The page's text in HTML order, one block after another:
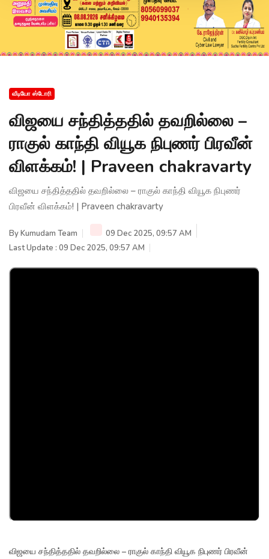
வீடியோ ஸ்டோரி
விஜயை சந்தித்ததில் தவறில்லை –
ராகுல் காந்தி வியூக நிபுணர் பிரவீன்
விளக்கம்! | Praveen chakravarty
விஜயை சந்தித்ததில் தவறில்லை – ராகுல் காந்தி வியூக நிபுணர்
பிரவீன் விளக்கம்! | Praveen chakravarty
ByKumudam Team
09 Dec 2025, 09:57 AM
Last Update : 09 Dec 2025, 09:57 AM
விஜயை சந்தித்ததில் தவறில்லை – ராகுல் காந்தி வியூக நிபுணர் பிரவீன்